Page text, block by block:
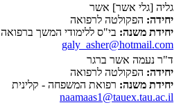
גליה [גלי אשר] אשר
יחידה: הפקולטה לרפואה
יחידת משנה: בי"ס ללימודי המשך ברפואה
galy_asher@hotmail.com
ד"ר נעמה אשר ברגר
יחידה: הפקולטה לרפואה
יחידת משנה: רפואת המשפחה - קלינית
naamaas1@tauex.tau.ac.il